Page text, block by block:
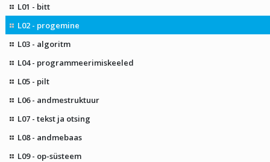
L01 - bitt
L02 - progemine
L03 - algoritm
L04 - programmeerimiskeeled
L05 - pilt
L06 - andmestruktuur
L07 - tekst ja otsing
L08 - andmebaas
L09 - op-süsteem